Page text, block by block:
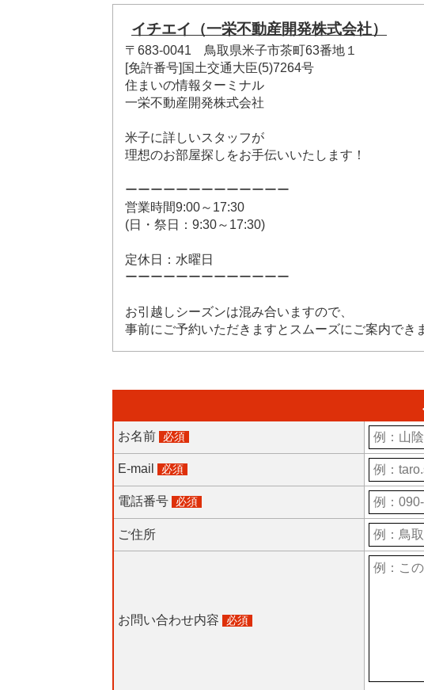
イチエイ（一栄不動産開発株式会社）
〒683-0041 鳥取県米子市茶町63番地１
[免許番号]国土交通大臣(5)7264号
住まいの情報ターミナル
一栄不動産開発株式会社
米子に詳しいスタッフが
理想のお部屋探しをお手伝いいたします！
ーーーーーーーーーーーーー
営業時間9:00～17:30
(日・祭日：9:30～17:30)
定休日：水曜日
ーーーーーーーーーーーーー
お引越しシーズンは混み合いますので、
事前にご予約いただきますとスムーズにご案内でき